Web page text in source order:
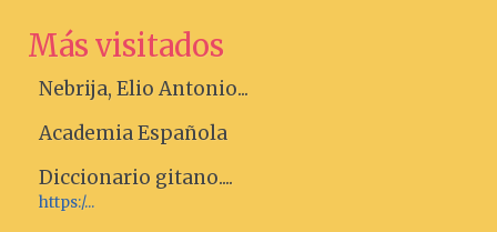
Más visitados
Nebrija, Elio Antonio...
Academia Española
Diccionario gitano....
https:/...